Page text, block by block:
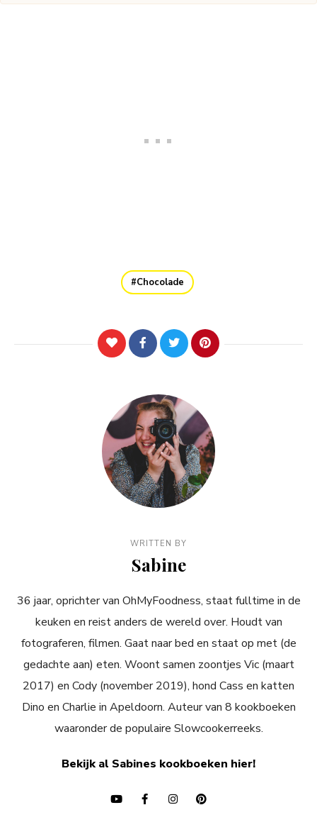
Chocolade
WRITTEN BY
Sabine
36 jaar, oprichter van OhMyFoodness, staat fulltime in de
keuken en reist anders de wereld over. Houdt van
fotograferen, filmen. Gaat naar bed en staat op met (de
gedachte aan) eten. Woont samen zoontjes Vic (maart
2017) en Cody (november 2019), hond Cass en katten
Dino en Charlie in Apeldoorn. Auteur van 8 kookboeken
waaronder de populaire Slowcookerreeks.
Bekijk al Sabines kookboeken hier!